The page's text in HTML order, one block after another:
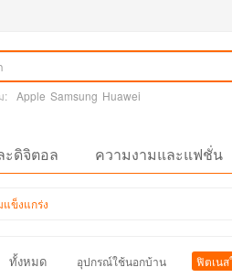
: Apple Samsung Huawei
ะดิจิตอล ความงามและแฟชั่น
ข็งแกร่ง
ทั้งหมด อุปกรณ์ใช้นอกบ้าน ฟิตเนส